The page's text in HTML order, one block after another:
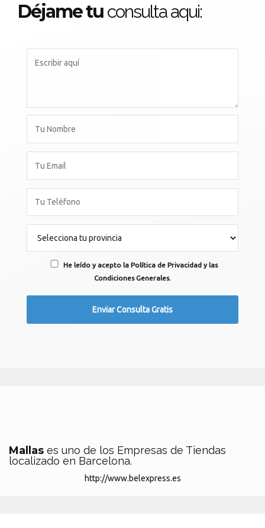
Déjame tu consulta aqui:
He leído y acepto la Política de Privacidad y las
Condiciones Generales.
Mallas es uno de los Empresas de Tiendas
localizado en Barcelona.
http://www.belexpress.es